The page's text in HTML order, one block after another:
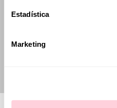
Estadística
Marketing